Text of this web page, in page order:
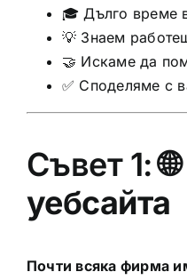
🎓 Дълго време
💡 Знаем
🤝 Искаме да
✅ Споделяме с
Съвет 1: 🌐
уебсайта
Почти всяка фирма